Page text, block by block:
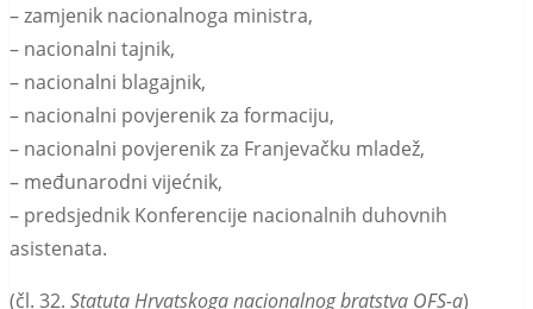
– zamjenik nacionalnoga ministra,
– nacionalni tajnik,
– nacionalni blagajnik,
– nacionalni povjerenik za formaciju,
– nacionalni povjerenik za Franjevačku mladež,
– međunarodni vijećnik,
– predsjednik Konferencije nacionalnih duhovnih
asistenata.
(čl. 32. Statuta Hrvatskoga nacionalnog bratstva OFS-a)